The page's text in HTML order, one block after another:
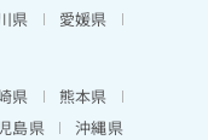
県
愛媛県
県
熊本県
島県 沖縄県